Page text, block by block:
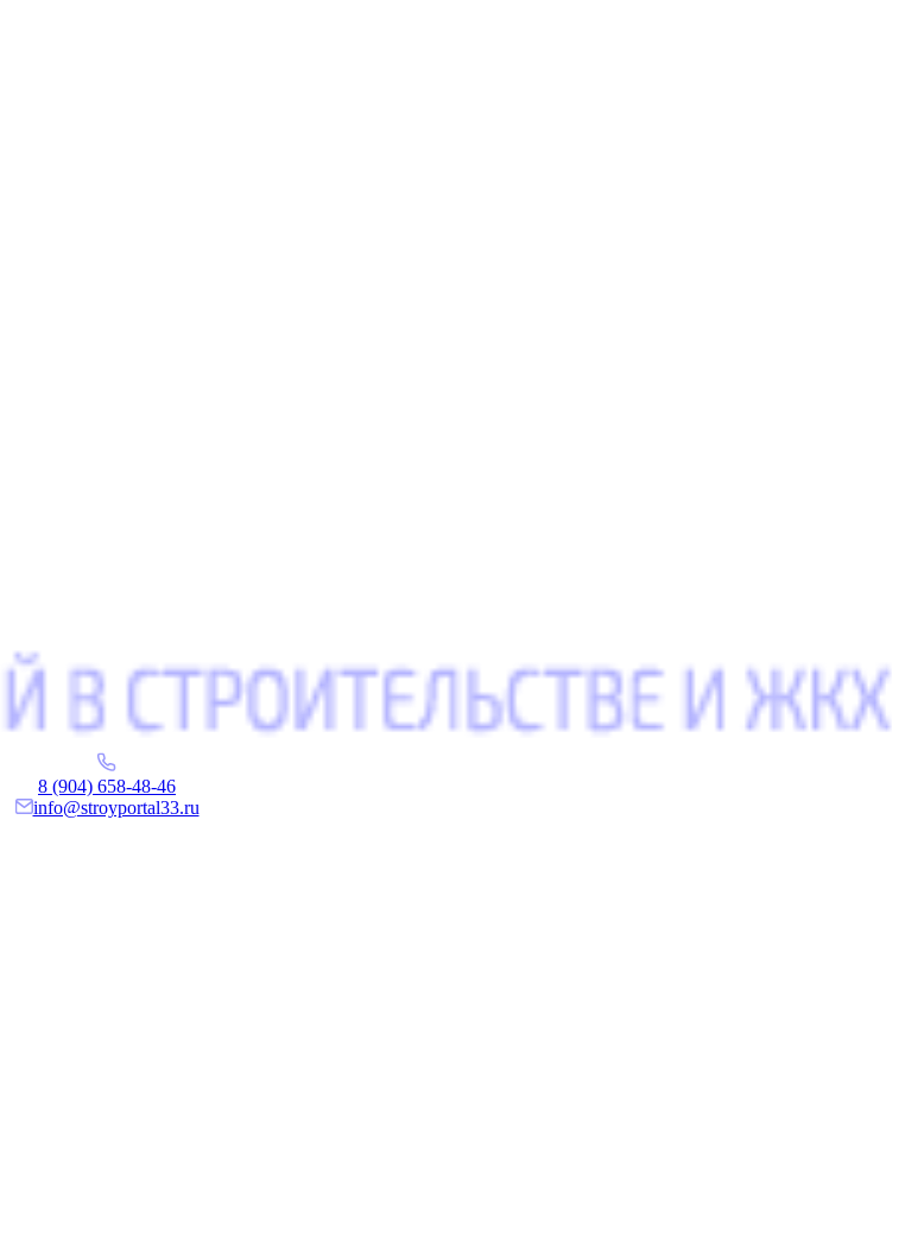
8 (904) 658-48-46
info@stroyportal33.ru